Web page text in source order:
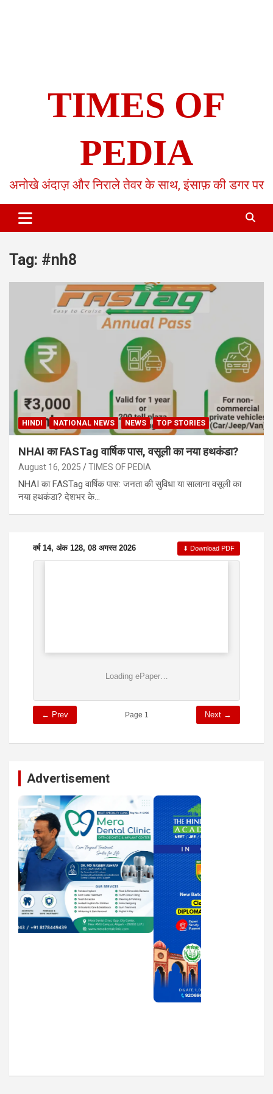
TIMES OF
PEDIA
अनोखे अंदाज़ और निराले तेवर के साथ, इंसाफ़ की डगर पर
Tag: #nh8
HINDI NATIONAL NEWS NEWS TOP STORIES
NHAI का FASTag वार्षिक पास, वसूली का नया हथकंडा?
August 16, 2025 TIMES OF PEDIA
NHAI का FASTag वार्षिक पास: जनता की सुविधा या सालाना वसूली का
नया हथकंडा? देशभर के…
वर्ष 14, अंक 128, 08 अगस्त 2026 ⬇ Download PDF
Loading ePaper…
← Prev Page 1 Next →
Advertisement